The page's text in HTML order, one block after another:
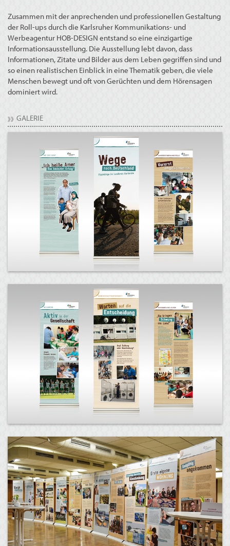
Zusammen mit der anprechenden und professionellen Gestaltung
der Roll-ups durch die Karlsruher Kommunikations- und
Werbeagentur HOB-DESIGN entstand so eine einzigartige
Informationsausstellung. Die Ausstellung lebt davon, dass
Informationen, Zitate und Bilder aus dem Leben gegriffen sind und
so einen realistischen Einblick in eine Thematik geben, die viele
Menschen bewegt und oft von Gerüchten und dem Hörensagen
dominiert wird.
GALERIE